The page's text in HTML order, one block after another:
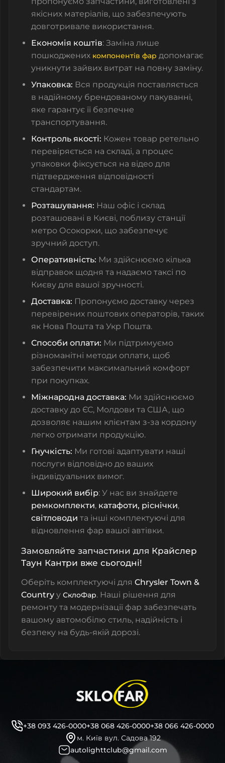
якісних матеріалів, що забезпечують
довготривале використання.
Економія коштів: Заміна лише
пошкоджених компонентів фар допомагає
уникнути зайвих витрат на повну заміну.
Упаковка: Вся продукція поставляється
в надійному брендованому пакуванні,
яке гарантує її безпечне
транспортування.
Контроль якості: Кожен товар ретельно
перевіряється на складі, а процес
упаковки фіксується на відео для
підтвердження відповідності
стандартам.
Розташування: Наш офіс і склад
розташовані в Києві, поблизу станції
метро Осокорки, що забезпечує
зручний доступ.
Оперативність: Ми здійснюємо кілька
відправок щодня та надаємо таксі по
Києву для вашої зручності.
Доставка: Пропонуємо доставку через
перевірених поштових операторів, таких
як Нова Пошта та Укр Пошта.
Способи оплати: Ми підтримуємо
різноманітні методи оплати, щоб
забезпечити максимальний комфорт
при покупках.
Міжнародна доставка: Ми здійснюємо
доставку до ЄС, Молдови та США, що
дозволяє нашим клієнтам з-за кордону
легко отримати продукцію.
Гнучкість: Ми готові адаптувати наші
послуги відповідно до ваших
індивідуальних вимог.
Широкий вибір: У нас ви знайдете
ремкомплекти, катафоти, ріснічки,
світловоди та інші комплектуючі для
відновлення фар вашої автівки.
Замовляйте запчастини для Крайслер
Таун Кантри вже сьогодні!
Оберіть комплектуючі для Chrysler Town &
Country у СклоФар. Наші рішення для
ремонту та модернізації фар забезпечать
вашому автомобілю стиль, надійність і
безпеку на будь-якій дорозі.
+38 093 426-0000+38 068 426-0000+38 066 426-0000
м. Київ вул. Садова 192
autolighttclub@gmail.com